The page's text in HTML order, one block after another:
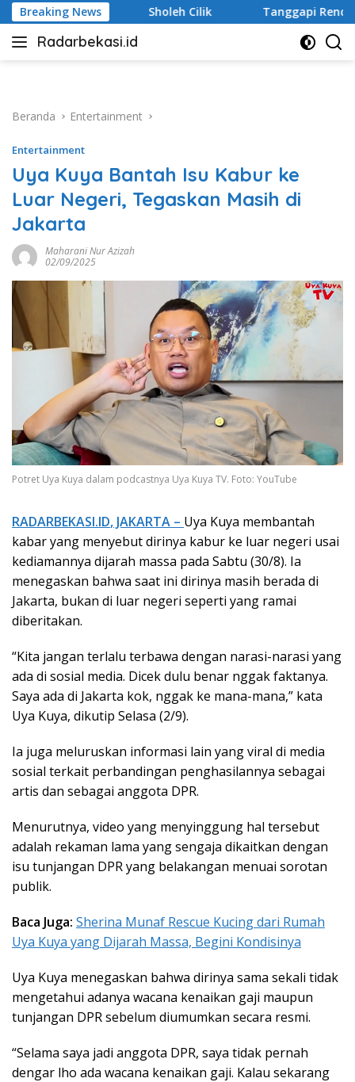
Langsung
ke
konten
Breaking News
Cilik Tanggapi Rencana Tugu Peringatan,
Radarbekasi.id
Berita
Beranda
Entertainment
Entertainment
Uya Kuya Bantah Isu Kabur ke
Luar Negeri, Tegaskan Masih di
Jakarta
Maharani Nur Azizah
02/09/2025
Potret Uya Kuya dalam podcastnya Uya Kuya TV. Foto: YouTube
RADARBEKASI.ID, JAKARTA – Uya Kuya membantah
kabar yang menyebut dirinya kabur ke luar negeri usai
kediamannya dijarah massa pada Sabtu (30/8). Ia
menegaskan bahwa saat ini dirinya masih berada di
Jakarta, bukan di luar negeri seperti yang ramai
diberitakan.
“Kita jangan terlalu terbawa dengan narasi-narasi yang
ada di sosial media. Dicek dulu benar nggak faktanya.
Saya ada di Jakarta kok, nggak ke mana-mana,” kata
Uya Kuya, dikutip Selasa (2/9).
Ia juga meluruskan informasi lain yang viral di media
sosial terkait perbandingan penghasilannya sebagai
artis dan sebagai anggota DPR.
Menurutnya, video yang menyinggung hal tersebut
adalah rekaman lama yang sengaja dikaitkan dengan
isu tunjangan DPR yang belakangan menuai sorotan
publik.
Baca Juga: Sherina Munaf Rescue Kucing dari Rumah
Uya Kuya yang Dijarah Massa, Begini Kondisinya
Uya Kuya menegaskan bahwa dirinya sama sekali tidak
mengetahui adanya wacana kenaikan gaji maupun
tunjangan DPR sebelum diumumkan secara resmi.
“Selama saya jadi anggota DPR, saya tidak pernah
dengar lho ada wacana kenaikan gaji. Kalau sekarang